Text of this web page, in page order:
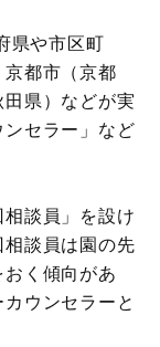
県や市区町
都市（京都
県）などが実
セラー」など
談員」を設け
談員は園の先
く傾向があ
ウンセラーと